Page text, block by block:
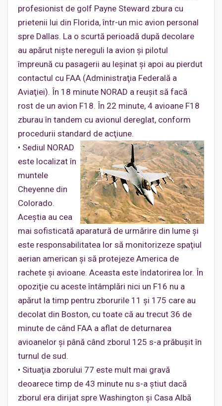
profesionist de golf Payne Steward zbura cu
prietenii lui din Florida, într-un mic avion personal
spre Dallas. La o scurtă perioadă după decolare
au apărut nişte nereguli la avion şi pilotul
împreună cu pasagerii au leşinat şi apoi au pierdut
contactul cu FAA (Administraţia Federală a
Aviaţiei). În 18 minute NORAD a reuşit să facă
rost de un avion F18. În 22 minute, 4 avioane F18
zburau în tandem cu avionul dereglat, conform
procedurii standard de acţiune.
• Sediul NORAD
este localizat în
muntele
Cheyenne din
Colorado.
Aceştia au cea
mai sofisticată aparatură de urmărire din lume şi
este responsabilitatea lor să monitorizeze spaţiul
aerian american şi să protejeze America de
rachete şi avioane. Aceasta este îndatorirea lor. În
opoziţie cu aceste întâmplări nici un F16 nu a
apărut la timp pentru zborurile 11 şi 175 care au
decolat din Boston, cu toate că au trecut 36 de
minute de când FAA a aflat de deturnarea
avioanelor şi până când zborul 125 s-a prăbuşit în
turnul de sud.
• Situaţia zborului 77 este mult mai gravă
deoarece timp de 43 minute nu s-a ştiut dacă
zborul era dirijat spre Washington şi Casa Albă